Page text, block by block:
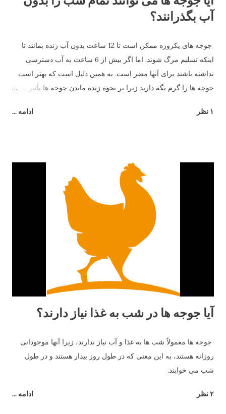
آب بگذرانند؟
جوجه های یکروزه ممکن است تا 12 ساعت بدون آب زنده بمانند تا
اینکه تسلیم مرگ شوند. اما اگر بیش از 6 ساعت به آب دسترسی
نداشته باشند برای آنها مضر است. به همین دلیل است که بهتر است
جوجه ها را گرم نگه دارید زیرا بر نحوه زنده ماندن جوجه ها تأثیر می
۱ نظر ادامه ...
آیا جوجه ها در شب به غذا نیاز دارند؟
جوجه ها معمولاً شب ها به غذا و آب نیاز ندارند، زیرا آنها موجوداتی
روزانه هستند، به این معنی که در طول روز بیدار هستند و در طول
شب می خوابند.
۲ نظر ادامه ...